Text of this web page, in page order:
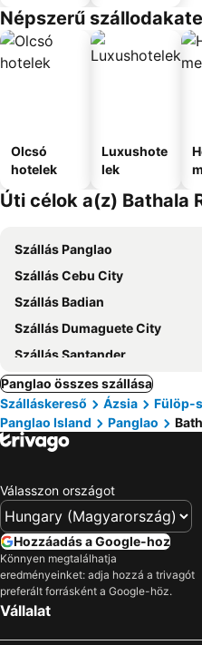
Népszerű
Olcsó
hotelek
Luxushote
lek
Úti célok a(z) Bathala
Szállás Panglao
Szállás Cebu City
Szállás Badian
Szállás Dumaguete City
Szállás Santander
Panglao összes szállása
Szálláskereső
Ázsia Fülöp-
Panglao Island
Panglao
Válasszon országot
Hozzáadás a Google-hoz
Könnyen megtalálhatja
eredményeinket: adja hozzá a trivagót
preferált forrásként a Google-höz.
Vállalat